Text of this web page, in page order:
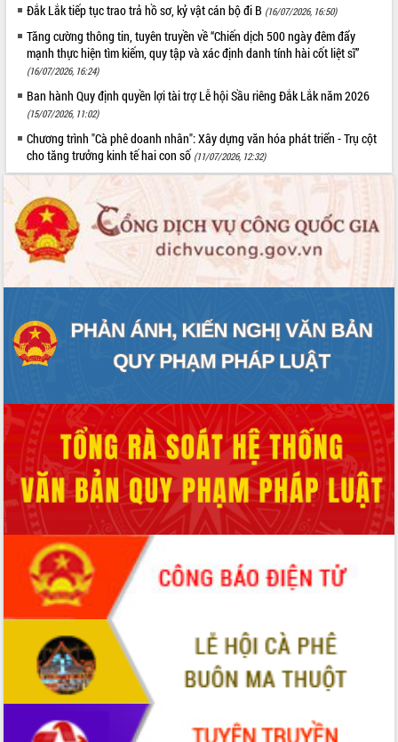
Ngành cá ngừ Đắk Lắk chủ động thích
ứng để giữ vững thị trường xuất khẩu
Diễn đàn Kinh tế tư nhân Việt Nam đột
phá cơ chế - Hợp tác công tư
Đề án 06 tạo bước ngoặt đột phá trong
cải cách hành chính tỉnh Đắk Lắk
Kết nối tour, đẩy mạnh chuyển đổi số
để phát triển du lịch Đắk Lắk
Khởi động Dự án Đầu tư xây dựng hạ
Tiến
Gặp mặt các cơ quan báo chí nhân Kỷ
niệm 101 năm Ngày Báo chí Cách
mạng Việt Nam
Đắk Lắk sơ kết 4 năm triển khai thực
Họp báo thông tin về Hội nghị Công bố
Quy hoạch và Xúc tiến đầu tư tỉnh Đắk
Lắk
giải ngân vốn khắc phục thiên tai
HĐND tỉnh thông qua điều chỉnh Quy
hoạch tỉnh thời kỳ 2021-2030
Hội thảo góp ý hồ sơ điều chỉnh quy
hoạch tỉnh Đắk Lắk thời kỳ 2021-2030,
tầm nhìn đến năm 2050
Nâng cao hiệu quả hoạt động của các
doanh nghiệp nhà nước
Hội nghị triển khai kết nối mạng
truyền số liệu chuyên dùng phục vụ cơ
quan Đảng, Nhà nước
Lễ phát động chuỗi hoạt động chung
tay làm sạch môi trường
Xã Ea Kar bước chuyển mình trong
công tác cải cách hành chính mô hình
UBND tỉnh họp báo định kỳ tháng 4
năm 2026
Đắk Lắk tiếp tục trao trả hồ sơ, kỷ vật cán bộ đi B (16/07/2026, 16:50)
Tăng cường thông tin, tuyên truyền về “Chiến dịch 500 ngày đêm đẩy
mạnh thực hiện tìm kiếm, quy tập và xác định danh tính hài cốt liệt sĩ”
(16/07/2026, 16:24)
Ban hành Quy định quyền lợi tài trợ Lễ hội Sầu riêng Đắk Lắk năm 2026
(15/07/2026, 11:02)
Chương trình "Cà phê doanh nhân": Xây dựng văn hóa phát triển - Trụ cột
cho tăng trưởng kinh tế hai con số (11/07/2026, 12:32)